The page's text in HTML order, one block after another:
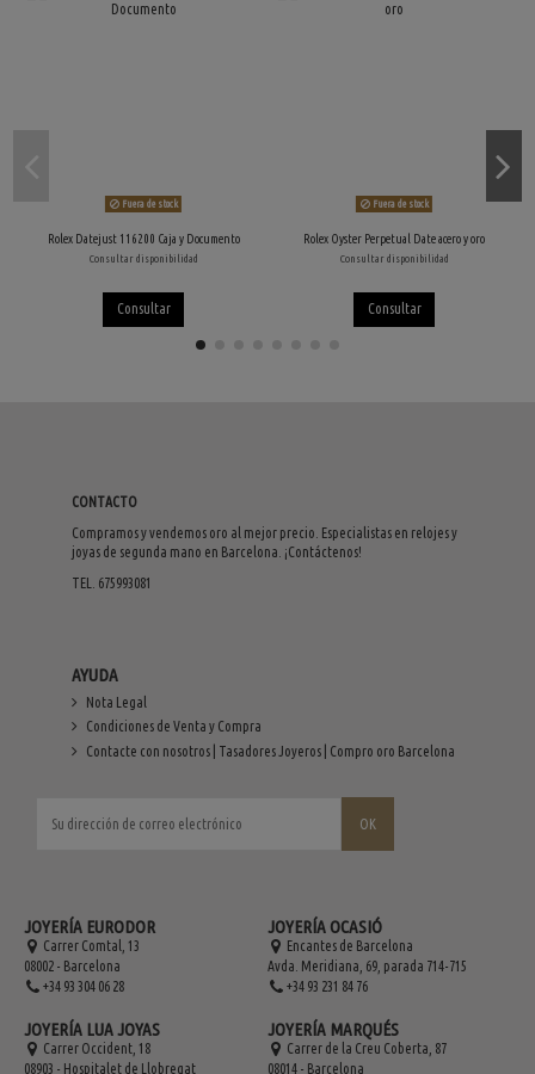
Fuera de stock
Rolex Datejust 116200 Caja y Documento
Consultar disponibilidad
Consultar
Fuera de stock
Rolex Oyster Perpetual Date acero y oro
Consultar disponibilidad
Consultar
CONTACTO
Compramos y vendemos oro al mejor precio. Especialistas en relojes y
joyas de segunda mano en Barcelona. ¡Contáctenos!
TEL. 675993081
AYUDA
Nota Legal
Condiciones de Venta y Compra
Contacte con nosotros | Tasadores Joyeros | Compro oro Barcelona
JOYERÍA EURODOR
Carrer Comtal, 13
08002 - Barcelona
+34 93 304 06 28
JOYERÍA LUA JOYAS
Carrer Occident, 18
08903 - Hospitalet de Llobregat
JOYERÍA OCASIÓ
Encantes de Barcelona
Avda. Meridiana, 69, parada 714-715
+34 93 231 84 76
JOYERÍA MARQUÉS
Carrer de la Creu Coberta, 87
08014 - Barcelona